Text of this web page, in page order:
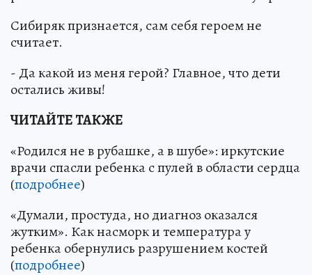
Сибиряк признается, сам себя героем не
считает.
- Да какой из меня герой? Главное, что дети
остались живы!
ЧИТАЙТЕ ТАКЖЕ
«Родился не в рубашке, а в шубе»: иркутские
врачи спасли ребенка с пулей в области сердца
(подробнее)
«Думали, простуда, но диагноз оказался
жутким». Как насморк и температура у
ребенка обернулись разрушением костей
(подробнее)